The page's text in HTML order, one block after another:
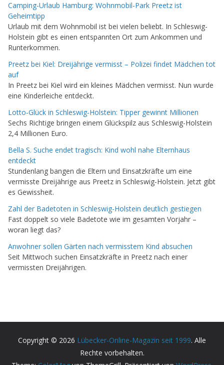
Camping-Urlaub Hamburg: Wohnmobil-Park Preetz ist
Geheimtipp
Urlaub mit dem Wohnmobil ist bei vielen beliebt. In Schleswig-
Holstein gibt es einen entspannten Ort zum Ankommen und
Runterkommen.
Preetz bei Kiel: Dreijährige vermisst – Polizei findet Mädchen tot
auf
In Preetz bei Kiel wird ein kleines Mädchen vermisst. Nun wurde
eine Kinderleiche entdeckt.
Lotto-Glück in Schleswig-Holstein: Tipper gewinnt Millionen
Sechs Richtige bringen einem Glückspilz aus Schleswig-Holstein
2,4 Millionen Euro.
Bella S. Suche endet tragisch: Kind wohl nahe Elternhaus
entdeckt
Stundenlang bangen die Eltern und Einsatzkräfte um eine
vermisste Dreijährige aus Preetz in Schleswig-Holstein. Jetzt gibt
es Gewissheit.
Zahl der Badetoten in Schleswig-Holstein deutlich gestiegen
Fast doppelt so viele Badetote wie im gesamten Vorjahr –
woran liegt das?
Anwohner sollen Gärten nach vermisstem Kind absuchen
Seit Mittwoch suchen Einsatzkräfte in Preetz nach einer
vermissten Dreijährigen.
Copyright © 2026 Lübecker-Online-Magazin seit 1999. Alle
Rechte vorbehalten.